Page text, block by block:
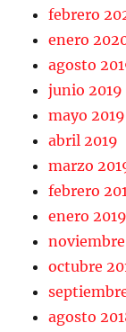
febrero
enero
agosto
junio 2019
mayo 2019
abril 2019
marzo
febrero
enero 2019
noviembre
octubre
agosto